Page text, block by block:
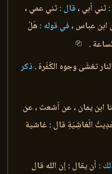
ثني أبي ، قال :ثني عمي ،
ابن عباس ، في قوله :هَلْ
.
تغشَى وجوه الكَفَرة .ذكر
ابن يمان ، عن أشعث ، عن
الْغاشِيَةِ قال : غاشية
: أن يقال : إن الله قال